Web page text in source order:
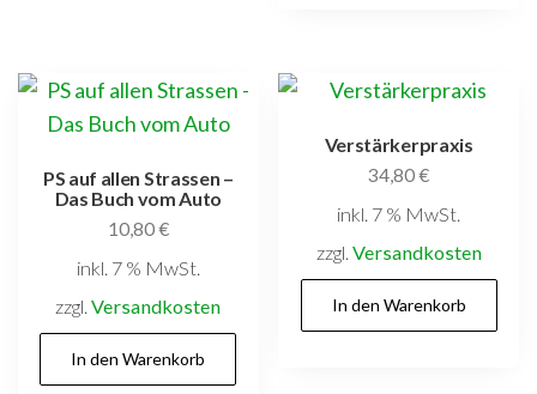
PS auf allen Strassen –
Das Buch vom Auto
10,80€
inkl. 7 % MwSt.
zzgl.Versandkosten
In den Warenkorb
Verstärkerpraxis
34,80€
inkl. 7 % MwSt.
zzgl. Versandkosten
In den Warenkorb